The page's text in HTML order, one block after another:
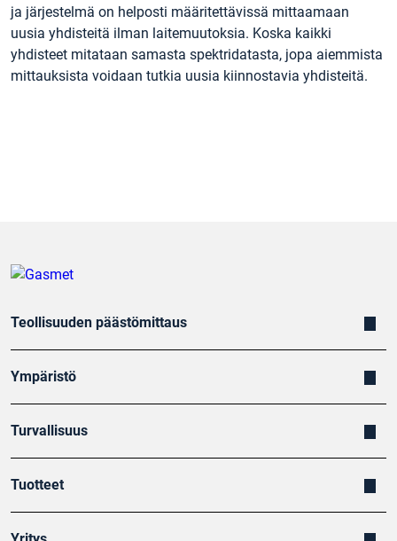
ja järjestelmä on helposti määritettävissä mittaamaan
uusia yhdisteitä ilman laitemuutoksia. Koska kaikki
yhdisteet mitataan samasta spektridatasta, jopa aiemmista
mittauksista voidaan tutkia uusia kiinnostavia yhdisteitä.
Teollisuuden päästömittaus
Ympäristö
Turvallisuus
Tuotteet